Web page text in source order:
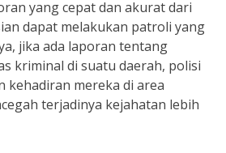
yang cepat dan akurat dari
dapat melakukan patroli yang
jika ada laporan tentang
kriminal di suatu daerah, polisi
kehadiran mereka di area
terjadinya kejahatan lebih